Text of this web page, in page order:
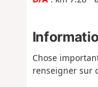
Chose
renseigner sur